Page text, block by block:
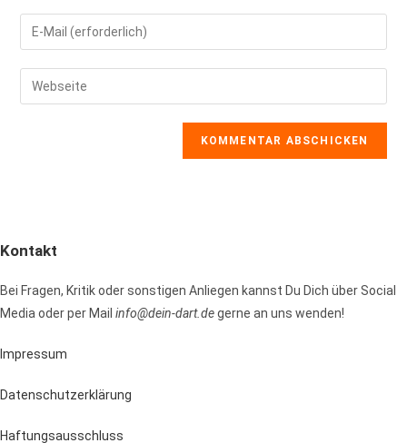
Namen
oder
zum
Kommentieren
Gib
deine
E-
Mail-
Gib
deine
Kontakt
Bei Fragen, Kritik oder sonstigen Anliegen kannst Du Dich über Social
Media oder per Mail info@dein-dart.degerne an uns wenden!
Impressum
Datenschutzerklärung
Haftungsausschluss